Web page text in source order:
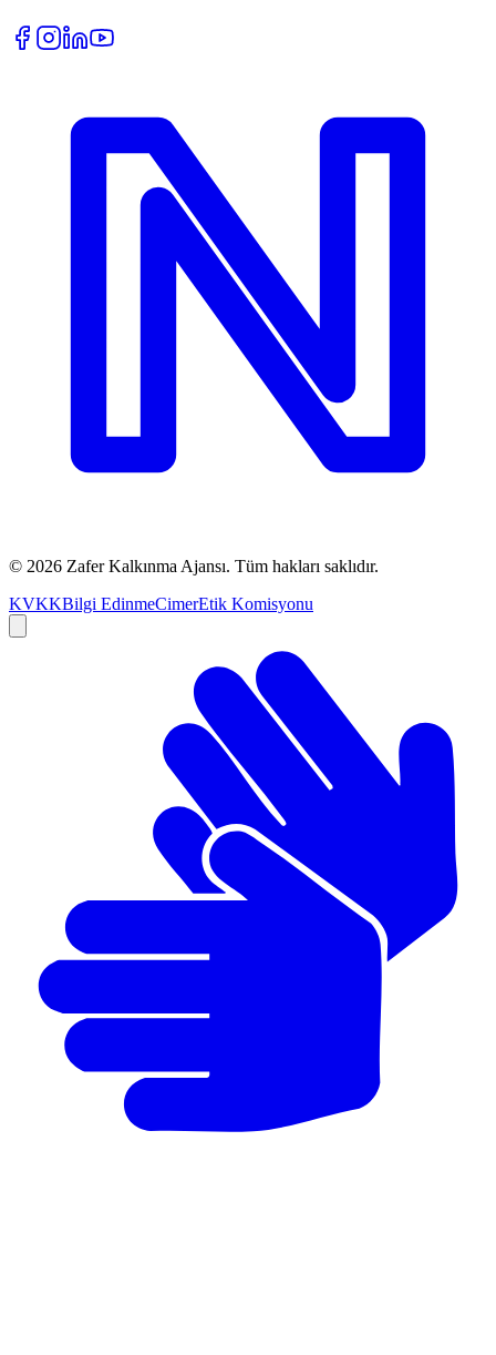
© 2026 Zafer Kalkınma Ajansı. Tüm hakları saklıdır.
KVKKBilgi EdinmeCimerEtik Komisyonu